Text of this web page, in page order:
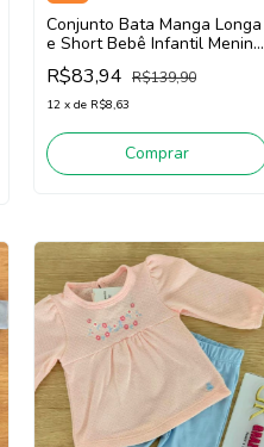
Conjunto Bata Manga Longa
e Short Bebê Infantil Menina
Somnii 3261021 (Rosa/Bege
Escuro)
R$83,94 R$139,90
12 x de R$8,63
Comprar